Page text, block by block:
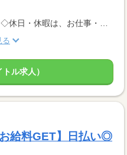
ーーーーーーーーーーーーー ◇休日・休暇は、お仕事・勤務場所により異なります！ ◇あなたの働きたいときに勤務が可能♪ 主婦(夫)さんやフリーターさんなど、 休み希望などもお気軽にお伝えくださいね。
る
ル求人）
給料GET】日払い◎